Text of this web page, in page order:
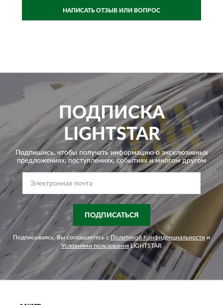
НАПИСАТЬ ОТЗЫВ ИЛИ ВОПРОС
ПОДПИСКА
LIGHTSTAR
Подпишись, чтобы получать информацию о эксклюзивных
предложениях, поступлениях, событиях и многом другом
ПОДПИСАТЬСЯ
Подписываясь, Вы соглашаетесь с Политикой Конфиденциальности и
Условиями пользованияLIGHTSTAR